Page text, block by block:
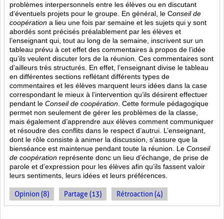
problèmes interpersonnels entre les élèves ou en discutant
d’éventuels projets pour le groupe. En général, le Conseil de
coopération a lieu une fois par semaine et les sujets qui y sont
abordés sont précisés préalablement par les élèves et
l’enseignant qui, tout au long de la semaine, inscrivent sur un
tableau prévu à cet effet des commentaires à propos de l’idée
qu’ils veulent discuter lors de la réunion. Ces commentaires sont
d’ailleurs très structurés. En effet, l’enseignant divise le tableau
en différentes sections reflétant différents types de
commentaires et les élèves marquent leurs idées dans la case
correspondant le mieux à l’intervention qu’ils désirent effectuer
pendant le Conseil de coopération . Cette formule pédagogique
permet non seulement de gérer les problèmes de la classe,
mais également d’apprendre aux élèves comment communiquer
et résoudre des conflits dans le respect d’autrui. L’enseignant,
dont le rôle consiste à animer la discussion, s’assure que la
bienséance est maintenue pendant toute la réunion. Le Conseil
de coopération représente donc un lieu d’échange, de prise de
parole et d’expression pour les élèves afin qu’ils fassent valoir
leurs sentiments, leurs idées et leurs préférences.
Opinion (8) Partage (13) Rétroaction (4)